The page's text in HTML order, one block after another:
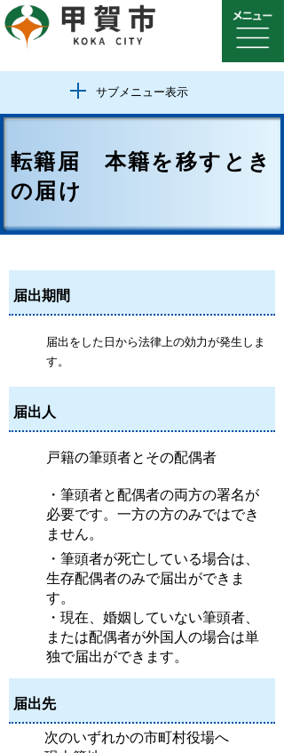
サブメニュー表示
転籍届 本籍を移すとき
の届け
届出期間
届出をした日から法律上の効力が発生しま
す。
届出人
戸籍の筆頭者とその配偶者
・筆頭者と配偶者の両方の署名が
必要です。一方の方のみではでき
ません。
・筆頭者が死亡している場合は、
生存配偶者のみで届出ができま
す。
・現在、婚姻していない筆頭者、
または配偶者が外国人の場合は単
独で届出ができます。
届出先
次のいずれかの市町村役場へ